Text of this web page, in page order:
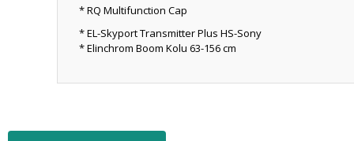
* RQ Multifunction Cap
* EL-Skyport Transmitter Plus HS-Sony
* Elinchrom Boom Kolu 63-156 cm